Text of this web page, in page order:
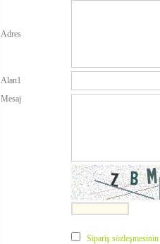
Adres
Alan1
Mesaj
Sipariş sözleşmesinin